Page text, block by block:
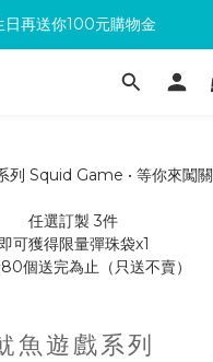
300回饋10%購物金
日再送你100元購物金
新會員 馬上領取50元購物金
列 Squid Game • 等你來闖關
任選訂製 3件
即可獲得限量彈珠袋x1
個送完為止（只送不賣）
魚遊戲系列